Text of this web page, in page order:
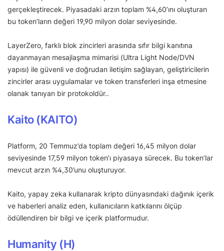
gerçekleştirecek. Piyasadaki arzın toplam %4,60’ını oluşturan
bu token’ların değeri 19,90 milyon dolar seviyesinde.
LayerZero, farklı blok zincirleri arasında sıfır bilgi kanıtına
dayanmayan mesajlaşma mimarisi (Ultra Light Node/DVN
yapısı) ile güvenli ve doğrudan iletişim sağlayan, geliştiricilerin
zincirler arası uygulamalar ve token transferleri inşa etmesine
olanak tanıyan bir protokoldür..
Kaito (KAITO)
Platform, 20 Temmuz’da toplam değeri 16,45 milyon dolar
seviyesinde 17,59 milyon token’ı piyasaya sürecek. Bu token’lar
mevcut arzın %4,30’unu oluşturuyor.
Kaito, yapay zeka kullanarak kripto dünyasındaki dağınık içerik
ve haberleri analiz eden, kullanıcıların katkılarını ölçüp
ödüllendiren bir bilgi ve içerik platformudur.
Humanity (H)